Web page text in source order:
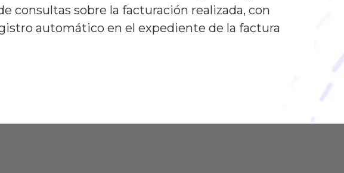
consultas sobre la facturación realizada, con
automático en el expediente de la factura